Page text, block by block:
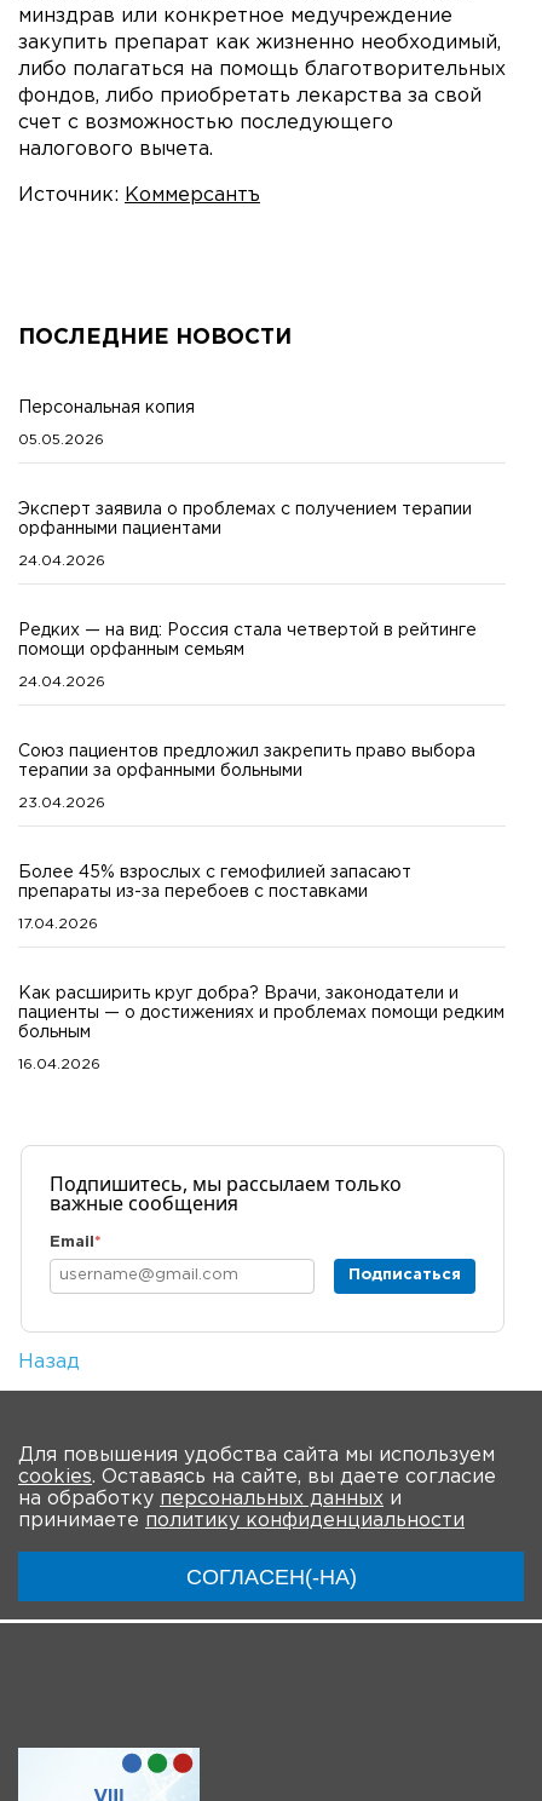
минздрав или конкретное медучреждение
закупить препарат как жизненно необходимый,
либо полагаться на помощь благотворительных
фондов, либо приобретать лекарства за свой
счет с возможностью последующего
налогового вычета.
Источник: Коммерсантъ
ПОСЛЕДНИЕ НОВОСТИ
Персональная копия
05.05.2026
Эксперт заявила о проблемах с получением терапии
орфанными пациентами
24.04.2026
Редких — на вид: Россия стала четвертой в рейтинге
помощи орфанным семьям
24.04.2026
Союз пациентов предложил закрепить право выбора
терапии за орфанными больными
23.04.2026
Более 45% взрослых с гемофилией запасают
препараты из-за перебоев с поставками
17.04.2026
Как расширить круг добра? Врачи, законодатели и
пациенты — о достижениях и проблемах помощи редким
больным
16.04.2026
Подпишитесь, мы рассылаем только
важные сообщения
Email *
Подписаться
Назад
Для повышения удобства сайта мы используем
cookies. Оставаясь на сайте, вы даете согласие
на обработку персональных данных и
принимаете политику конфиденциальности
СОГЛАСЕН(-НА)
О мероприятии Новости Общая информация
Инструкции